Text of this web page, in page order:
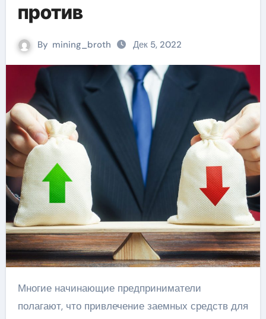
против
By mining_broth Дек 5, 2022
Многие начинающие предприниматели
полагают, что привлечение заемных средств для